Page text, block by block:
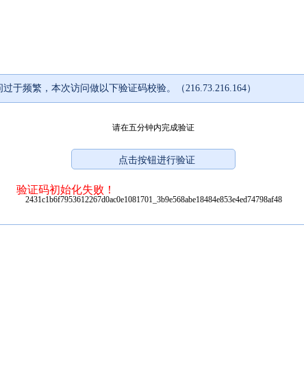
过于频繁，本次访问做以下验证码校验。（216.73.216.164）
请在五分钟内完成验证
验证码初始化失败！
2431c1b6f7953612267d0ac0e1081701_3b9e568abe18484e853e4ed74798af48